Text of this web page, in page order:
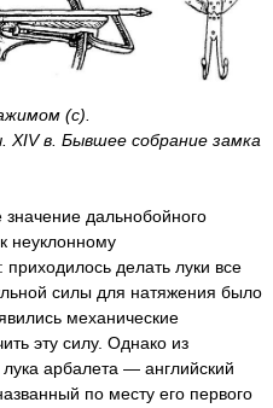
(с).
в. Бывшее собрание замка
дальнобойного
неуклонному
делать луки все
силы для натяжения было
механические
эту силу. Однако из
арбалета — английский
по месту его первого